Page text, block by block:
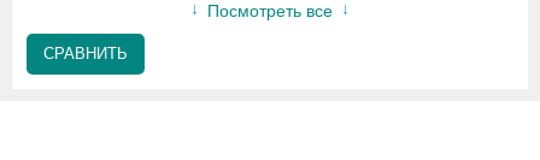
Посмотреть все
СРАВНИТЬ